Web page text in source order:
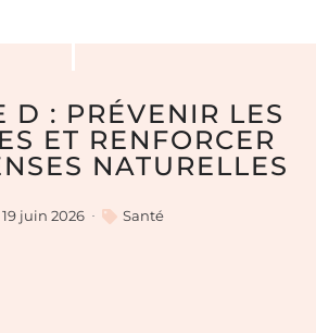
D : PRÉVENIR LES
ET RENFORCER
NATURELLES
19 juin 2026 Santé